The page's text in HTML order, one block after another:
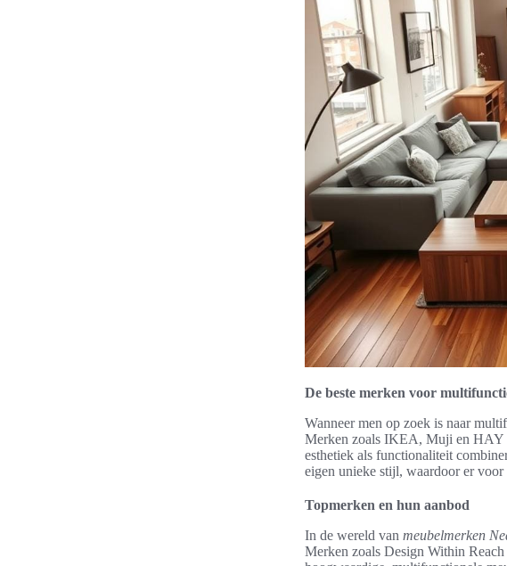
De beste merken voor
Wanneer men op zoek is naar
Merken zoals IKEA, Muji en HAY
esthetiek als functionaliteit
eigen unieke stijl, waardoor er voor
Topmerken en hun aanbod
In de wereld van meubelmerken
Merken zoals Design Within